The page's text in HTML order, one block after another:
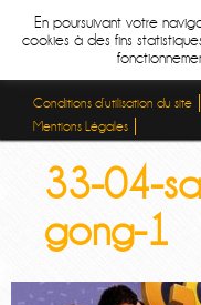
Conditions d’utilisation du site
Mentions Légales
33-04-
gong-1
En poursuivant votre
cookies à des fins